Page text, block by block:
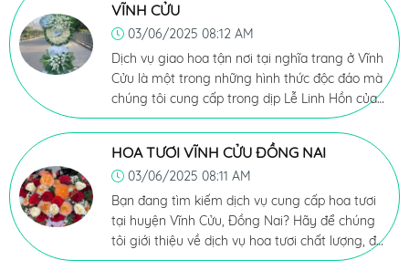
VĨNH CỬU
03/06/2025 08:12 AM
Dịch vụ giao hoa tận nơi tại nghĩa trang ở Vĩnh
Cửu là một trong những hình thức độc đáo mà
chúng tôi cung cấp trong dịp Lễ Linh Hồn của
người đạo Công Giáo, nhằm giúp quý khách
tiếp cận và chia sẻ cảm xúc một cách tinh tế
và tôn trọng nhất. Dưới đây là một số thông tin
chi tiết về dịch vụ giao hoa tận nghĩa trang mà
chúng tôi đem đến:
HOA TƯƠI VĨNH CỬU ĐỒNG NAI
03/06/2025 08:11 AM
Bạn đang tìm kiếm dịch vụ cung cấp hoa tươi
tại huyện Vĩnh Cửu, Đồng Nai? Hãy để chúng
tôi giới thiệu về dịch vụ hoa tươi chất lượng, đa
dạng và phục vụ tận tâm tại khu vực này.